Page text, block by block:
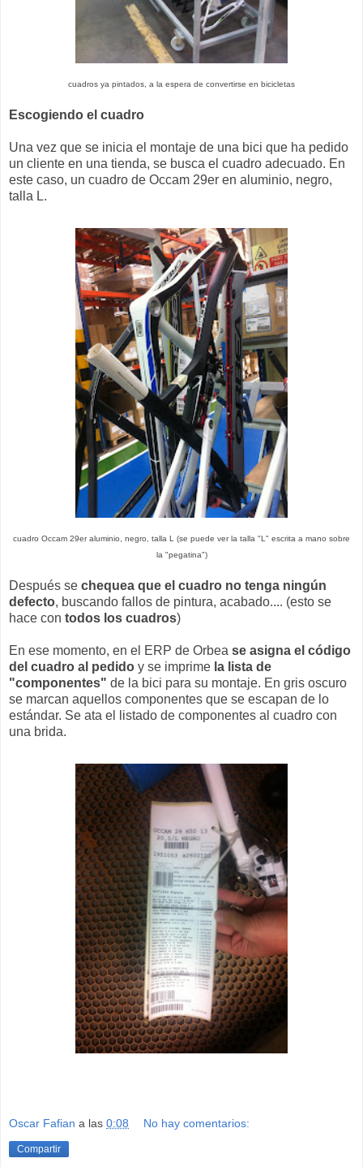
cuadros ya pintados, a la espera de convertirse en bicicletas
Escogiendo el cuadro
Una vez que se inicia el montaje de una bici que ha pedido
un cliente en una tienda, se busca el cuadro adecuado. En
este caso, un cuadro de Occam 29er en aluminio, negro,
talla L.
cuadro Occam 29er aluminio, negro, talla L (se puede ver la talla "L" escrita a mano sobre
la "pegatina")
Después se chequea que el cuadro no tenga ningún
defecto, buscando fallos de pintura, acabado.... (esto se
hace con todos los cuadros)
En ese momento, en el ERP de Orbea se asigna el código
del cuadro al pedido y se imprime la lista de
"componentes" de la bici para su montaje. En gris oscuro
se marcan aquellos componentes que se escapan de lo
estándar. Se ata el listado de componentes al cuadro con
una brida.
Oscar Fafian a las 0:08 No hay comentarios:
Compartir